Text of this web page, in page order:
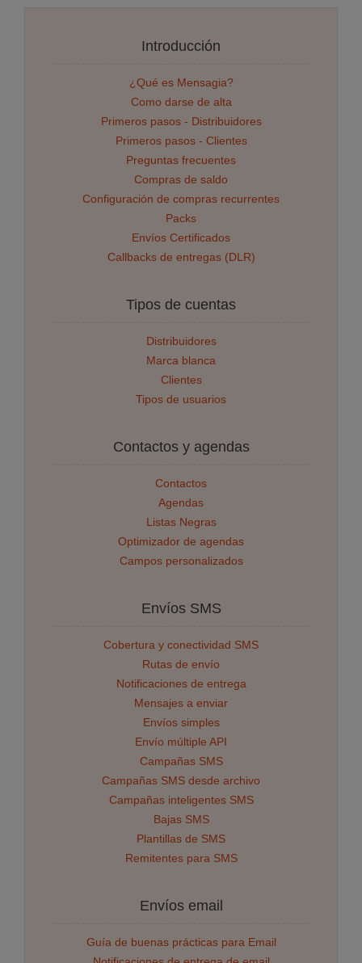
Introducción
¿Qué es Mensagia?
Como darse de alta
Primeros pasos - Distribuidores
Primeros pasos - Clientes
Preguntas frecuentes
Compras de saldo
Configuración de compras recurrentes
Packs
Envíos Certificados
Callbacks de entregas (DLR)
Tipos de cuentas
Distribuidores
Marca blanca
Clientes
Tipos de usuarios
Contactos y agendas
Contactos
Agendas
Listas Negras
Optimizador de agendas
Campos personalizados
Envíos SMS
Cobertura y conectividad SMS
Rutas de envío
Notificaciones de entrega
Mensajes a enviar
Envíos simples
Envío múltiple API
Campañas SMS
Campañas SMS desde archivo
Campañas inteligentes SMS
Bajas SMS
Plantillas de SMS
Remitentes para SMS
Envíos email
Guía de buenas prácticas para Email